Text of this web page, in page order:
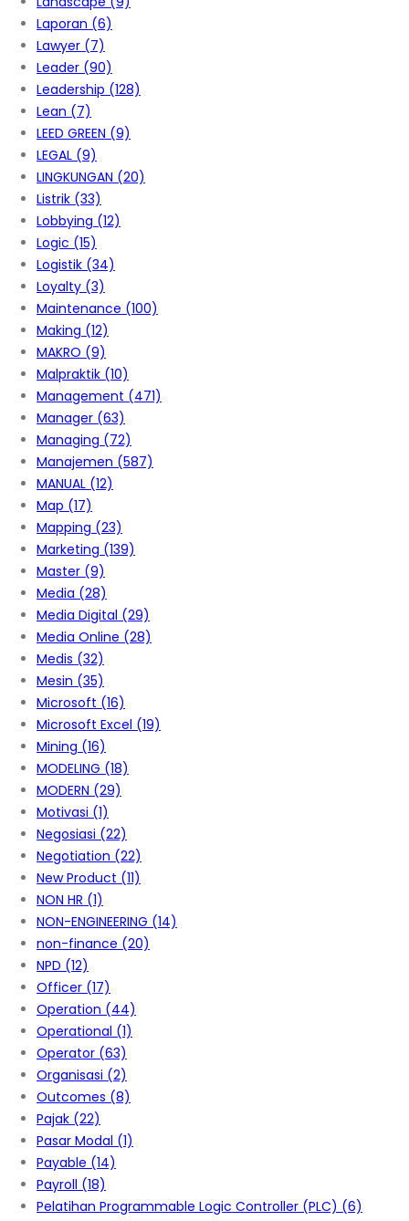
Laporan (6)
Lawyer (7)
Leader (90)
Leadership (128)
Lean (7)
LEED GREEN (9)
LEGAL (9)
LINGKUNGAN (20)
Listrik (33)
Lobbying (12)
Logic (15)
Logistik (34)
Loyalty (3)
Maintenance (100)
Making (12)
MAKRO (9)
Malpraktik (10)
Management (471)
Manager (63)
Managing (72)
Manajemen (587)
MANUAL (12)
Map (17)
Mapping (23)
Marketing (139)
Master (9)
Media (28)
Media Digital (29)
Media Online (28)
Medis (32)
Mesin (35)
Microsoft (16)
Microsoft Excel (19)
Mining (16)
MODELING (18)
MODERN (29)
Motivasi (1)
Negosiasi (22)
Negotiation (22)
New Product (11)
NON HR (1)
NON-ENGINEERING (14)
non-finance (20)
NPD (12)
Officer (17)
Operation (44)
Operational (1)
Operator (63)
Organisasi (2)
Outcomes (8)
Pajak (22)
Pasar Modal (1)
Payable (14)
Payroll (18)
Pelatihan Programmable Logic Controller (PLC) (6)